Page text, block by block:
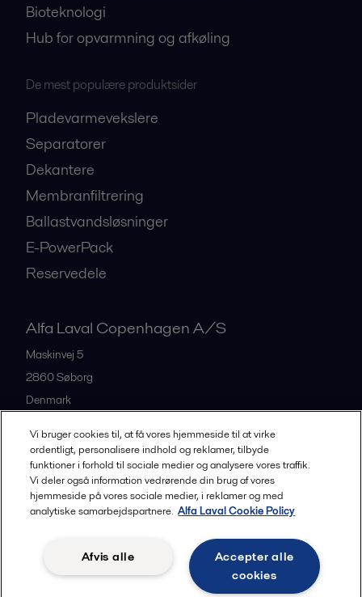
Bioteknologi
Hub for opvarmning og afkøling
De mest populære produktsider
Pladevarmevekslere
Separatorer
Dekantere
Membranfiltrering
Ballastvandsløsninger
E-PowerPack
Reservedele
Alfa Laval Copenhagen A/S
Maskinvej 5
2860Søborg
Denmark
All offices and partners
Legal terms and conditions
Community guidelines
Vi bruger cookies til, at få vores hjemmeside til at virke
ordentligt, personalisere indhold og reklamer, tilbyde
funktioner i forhold til sociale medier og analysere vores traffik.
Vi deler også information vedrørende din brug af vores
hjemmeside på vores sociale medier, i reklamer og med
analytiske samarbejdspartnere. Alfa Laval Cookie Policy
Accepter alle
cookies
Afvis alle